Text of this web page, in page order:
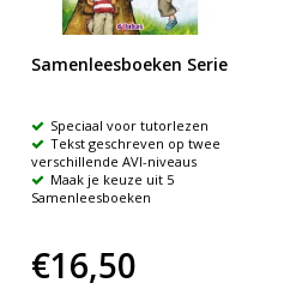
Samenleesboeken Serie
Speciaal voor tutorlezen
Tekst geschreven op twee
verschillende AVI-niveaus
Maak je keuze uit 5
Samenleesboeken
€16,50